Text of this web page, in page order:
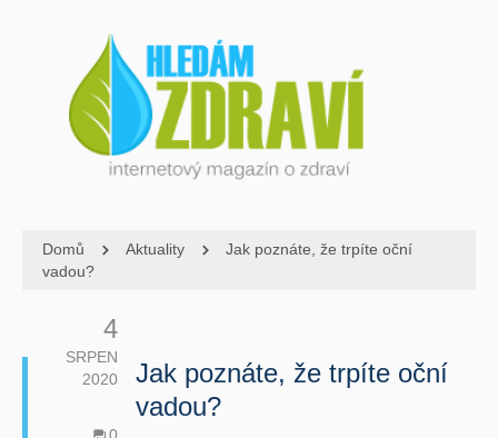
Domů Aktuality
Jak poznáte, že trpíte oční
vadou?
4
SRPEN
2020
0
Jak poznáte, že trpíte oční
vadou?